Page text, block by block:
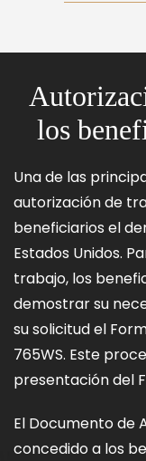
los
Una de las
autorización de
beneficiarios el
Estados Unidos.
trabajo, los
demostrar su
su solicitud el
765WS. Este
presentación del
El Documento de
concedido a los